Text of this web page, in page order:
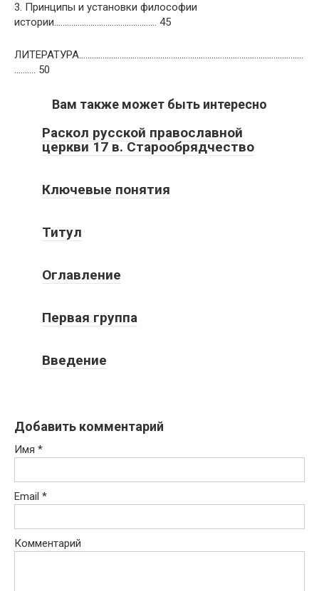
3. Принципы и установки философии
истории………………………………………… 45
ЛИТЕРАТУРА……………………………………………………………………………………………
………. 50
Вам также может быть интересно
Раскол русской православной
церкви 17 в. Старообрядчество
Ключевые понятия
Титул
Оглавление
Первая группа
Введение
Добавить комментарий
Имя *
Email *
Комментарий